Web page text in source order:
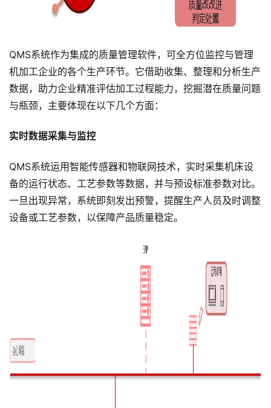
QMS系统作为集成的质量管理软件，可全方位监控与管理
机加工企业的各个生产环节。它借助收集、整理和分析生产
数据，助力企业精准评估加工过程能力，挖掘潜在质量问题
与瓶颈，主要体现在以下几个方面：
实时数据采集与监控
QMS系统运用智能传感器和物联网技术，实时采集机床设
备的运行状态、工艺参数等数据，并与预设标准参数对比。
一旦出现异常，系统即刻发出预警，提醒生产人员及时调整
设备或工艺参数，以保障产品质量稳定。